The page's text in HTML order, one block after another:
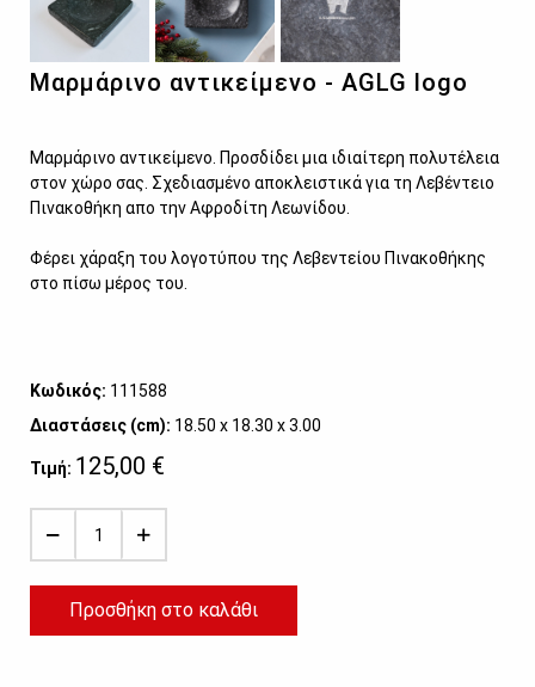
Μαρμάρινο αντικείμενο - AGLG logo
Μαρμάρινο αντικείμενο. Προσδίδει μια ιδιαίτερη πολυτέλεια
στον χώρο σας. Σχεδιασμένο αποκλειστικά για τη Λεβέντειο
Πινακοθήκη απο την Αφροδίτη Λεωνίδου.
Φέρει χάραξη του λογοτύπου της Λεβεντείου Πινακοθήκης
στο πίσω μέρος του.
Κωδικός: 111588
Διαστάσεις (cm): 18.50 x 18.30 x 3.00
Τιμή: 125,00 €
Προσθήκη στο καλάθι